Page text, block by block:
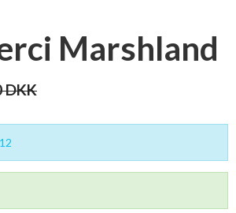
Marshland
DKK